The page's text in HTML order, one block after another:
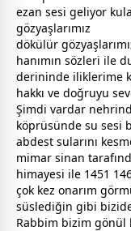
ezan sesi geliyor
gözyaşlarımız
dökülür
hanımın sözleri ile
derininde iliklerime
hakkı ve doğruyu
Şimdi vardar
köprüsünde su sesi
abdest sularını
mimar sinan
himayesi ile 1451
çok kez onarım
süslediğin gibi
Rabbim bizim